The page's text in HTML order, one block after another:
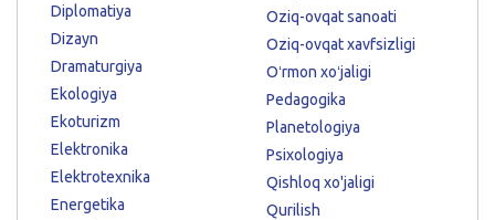
Diplomatiya
Dizayn
Dramaturgiya
Ekologiya
Ekoturizm
Elektronika
Elektrotexnika
Energetika
Oziq-ovqat sanoati
Oziq-ovqat xavfsizligi
Oʻrmon xoʻjaligi
Pedagogika
Planetologiya
Psixologiya
Qishloq xo'jaligi
Qurilish